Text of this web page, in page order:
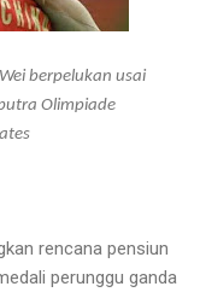
berpelukan usai
Olimpiade
rencana pensiun
perunggu ganda